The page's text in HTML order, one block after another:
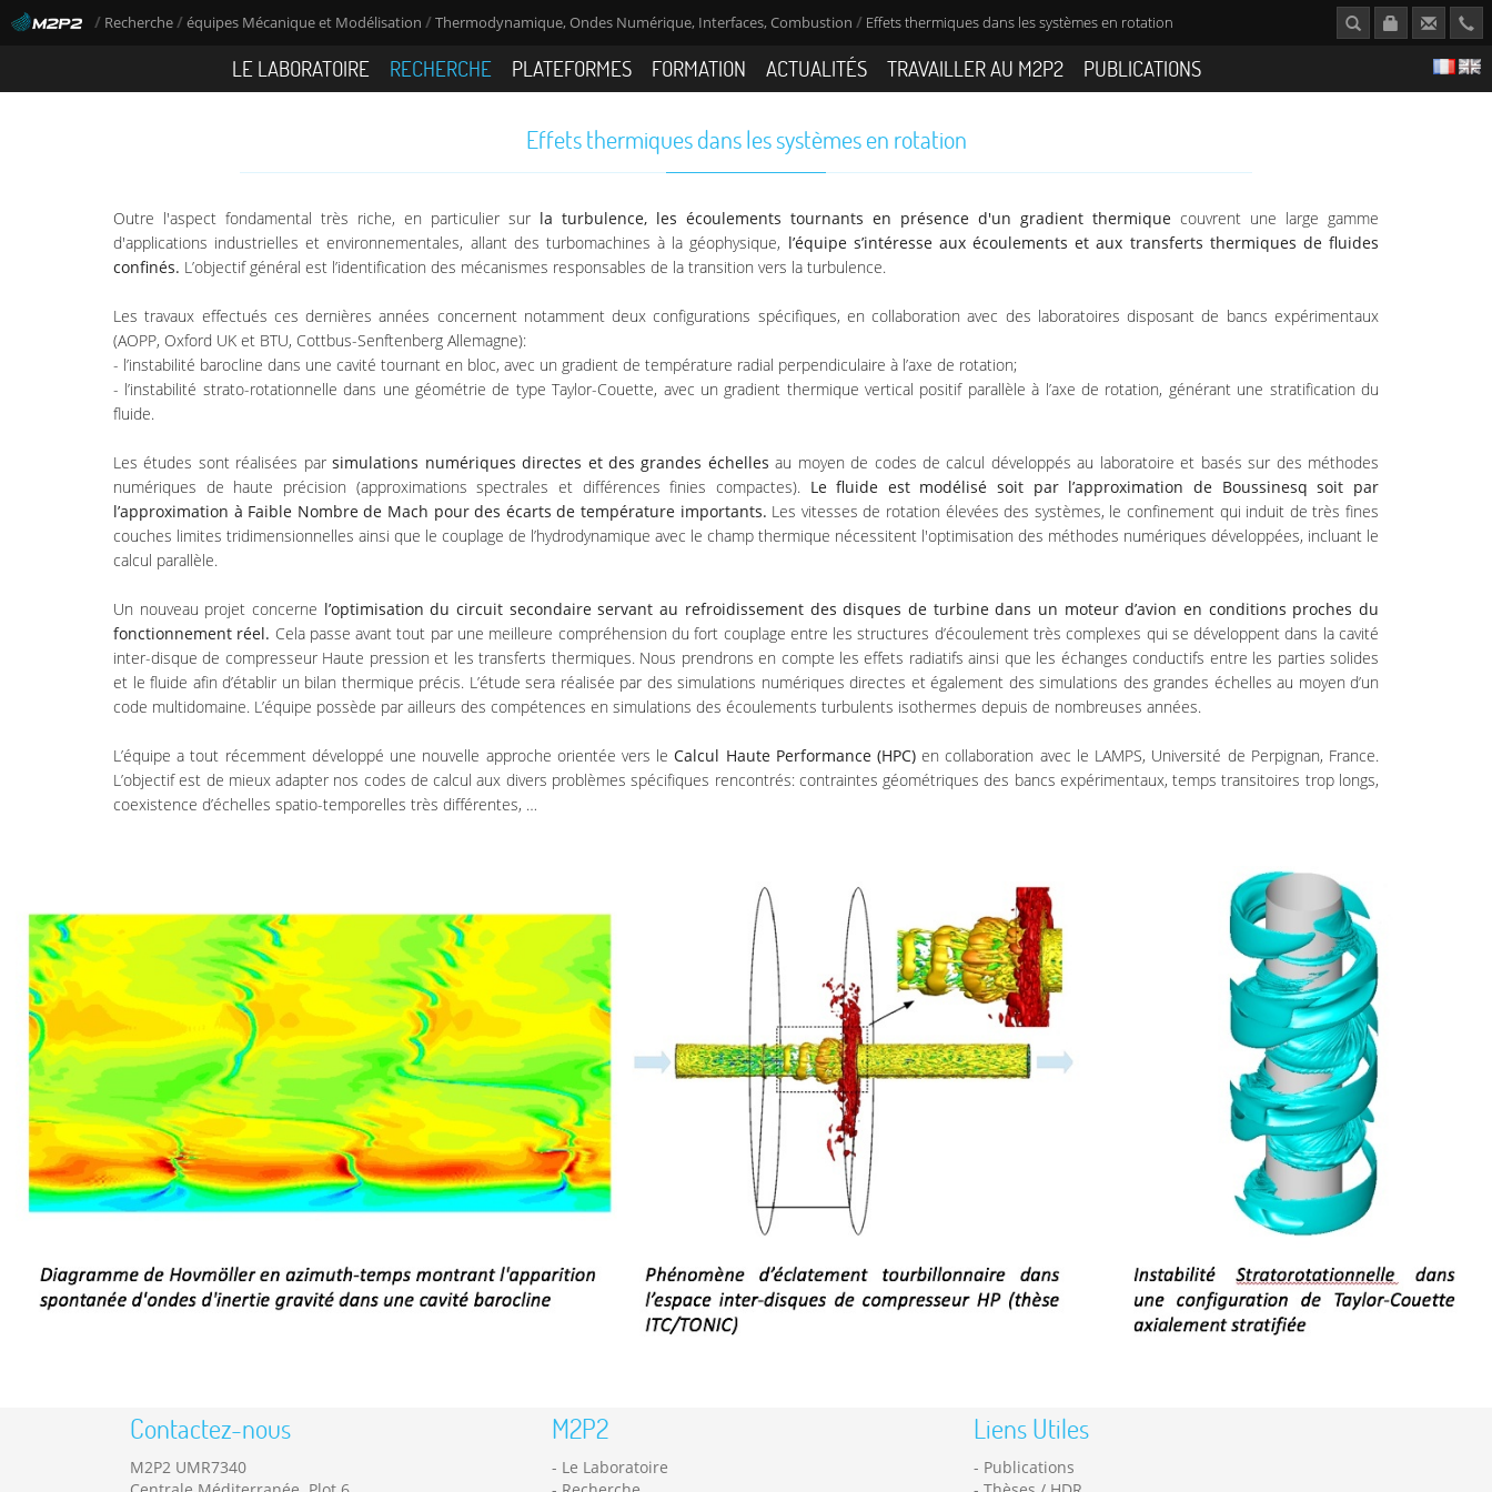
/ Recherche/équipes Mécanique et Modélisation /Thermodynamique, Ondes Numérique, Interfaces, Combustion / Effets thermiques dans les systèmes en rotation
LE LABORATOIRE RECHERCHE PLATEFORMES FORMATION ACTUALITÉS TRAVAILLER AU M2P2 PUBLICATIONS
Effets thermiques dans les systèmes en rotation
Outre l'aspect fondamental très riche, en particulier sur la turbulence, les écoulements tournants en présence d'un gradient thermique couvrent une large gamme
d'applications industrielles et environnementales, allant des turbomachines à la géophysique, l’équipe s’intéresse aux écoulements et aux transferts thermiques de fluides
confinés. L’objectif général est l’identification des mécanismes responsables de la transition vers la turbulence.
Les travaux effectués ces dernières années concernent notamment deux configurations spécifiques, en collaboration avec des laboratoires disposant de bancs expérimentaux
(AOPP, Oxford UK et BTU, Cottbus-Senftenberg Allemagne):
- l’instabilité barocline dans une cavité tournant en bloc, avec un gradient de température radial perpendiculaire à l’axe de rotation;
- l’instabilité strato-rotationnelle dans une géométrie de type Taylor-Couette, avec un gradient thermique vertical positif parallèle à l’axe de rotation, générant une stratification du
fluide.
Les études sont réalisées parsimulations numériques directes et des grandes échelles au moyen de codes de calcul développés au laboratoire et basés sur des méthodes
numériques de haute précision (approximations spectrales et différences finies compactes). Le fluide est modélisé soit par l’approximation de Boussinesq soit par
l’approximation à Faible Nombre de Mach pour des écarts de température importants. Les vitesses de rotation élevées des systèmes, le confinement qui induit de très fines
couches limites tridimensionnelles ainsi que le couplage de l’hydrodynamique avec le champ thermique nécessitent l'optimisation des méthodes numériques développées, incluant le
calcul parallèle.
Un nouveau projet concerne l’optimisation du circuit secondaire servant au refroidissement des disques de turbine dans un moteur d’avion en conditions proches du
fonctionnement réel. Cela passe avant tout par une meilleure compréhension du fort couplage entre les structures d’écoulement très complexes qui se développent dans la cavité
inter-disque de compresseur Haute pression et les transferts thermiques. Nous prendrons en compte les effets radiatifs ainsi que les échanges conductifs entre les parties solides
et le fluide afin d’établir un bilan thermique précis. L’étude sera réalisée par des simulations numériques directes et également des simulations des grandes échelles au moyen d’un
code multidomaine. L’équipe possède par ailleurs des compétences en simulations des écoulements turbulents isothermes depuis de nombreuses années.
L’équipe a tout récemment développé une nouvelle approche orientée vers leCalcul Haute Performance (HPC) en collaboration avec le LAMPS, Université de Perpignan, France.
L’objectif est de mieux adapter nos codes de calcul aux divers problèmes spécifiques rencontrés: contraintes géométriques des bancs expérimentaux, temps transitoires trop longs,
coexistence d’échelles spatio-temporelles très différentes, …
Contactez-nous
M2P2 UMR7340
M2P2
Le Laboratoire
Liens Utiles
Publications